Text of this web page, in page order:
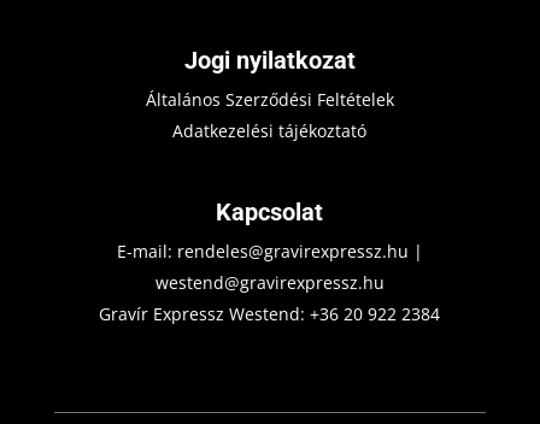
Jogi nyilatkozat
Általános Szerződési Feltételek
Adatkezelési tájékoztató
Kapcsolat
E-mail: rendeles@gravirexpressz.hu |
westend@gravirexpressz.hu
Gravír Expressz Westend:+36 20 922 2384